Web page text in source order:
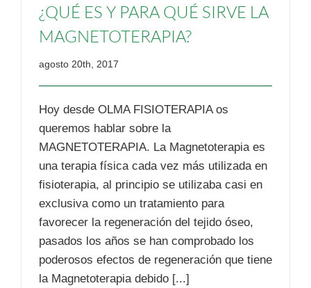
¿QUÉ ES Y PARA QUÉ SIRVE LA
MAGNETOTERAPIA?
agosto 20th, 2017
Hoy desde OLMA FISIOTERAPIA os
queremos hablar sobre la
MAGNETOTERAPIA. La Magnetoterapia es
una terapia física cada vez más utilizada en
fisioterapia, al principio se utilizaba casi en
exclusiva como un tratamiento para
favorecer la regeneración del tejido óseo,
pasados los años se han comprobado los
poderosos efectos de regeneración que tiene
la Magnetoterapia debido [...]